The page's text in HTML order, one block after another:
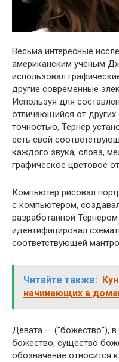
Весьма интересные
американским ученым
использовал
другие современные
Используя для
отличающийся от
точностью, Тернер
есть свой
каждого звука, слова,
графическое цветовое
Компьютер рисовал
с компьютером,
разработанной
идентифицировал
соответствующей
Читайте также:
начинающих в
Девата — (“божество”),
божество, существо
обозначение относится